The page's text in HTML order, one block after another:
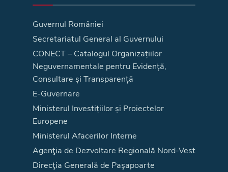
Guvernul României
Secretariatul General al Guvernului
CONECT – Catalogul Organizațiilor
Neguvernamentale pentru Evidență,
Consultare și Transparență
E-Guvernare
Ministerul Investițiilor și Proiectelor
Europene
Ministerul Afacerilor Interne
Agenţia de Dezvoltare Regională Nord-Vest
Direcţia Generală de Paşapoarte